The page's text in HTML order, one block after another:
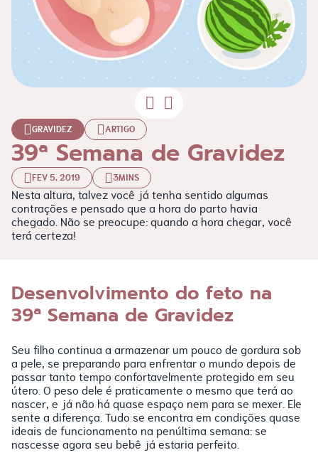
GRAVIDEZ ARTIGO
39ª Semana de Gravidez
FEV 5, 2019 3MINS
Nesta altura, talvez você já tenha sentido algumas
contrações e pensado que a hora do parto havia
chegado. Não se preocupe: quando a hora chegar, você
terá certeza!
Desenvolvimento do feto na
39ª Semana de Gravidez
Seu filho continua a armazenar um pouco de gordura sob
a pele, se preparando para enfrentar o mundo depois de
passar tanto tempo confortavelmente protegido em seu
útero. O peso dele é praticamente o mesmo que terá ao
nascer, e já não há quase espaço nem para se mexer. Ele
sente a diferença. Tudo se encontra em condições quase
ideais de funcionamento na penúltima semana: se
nascesse agora seu bebê já estaria perfeito.